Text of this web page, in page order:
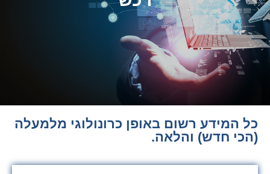
כל המידע רשום באופן כרונולוגי מלמעלה
(הכי חדש) והלאה.